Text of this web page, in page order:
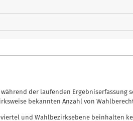
der laufenden
bekannten Anzahl von
und Wahlbezirksebene beinhalten